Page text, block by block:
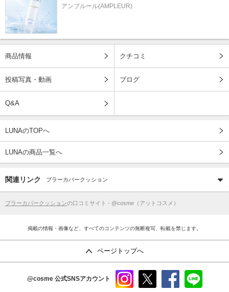
アンプルール(AMPLEUR)
商品情報 クチコミ
投稿写真・動画 ブログ
Q&A
LUNAのTOPへ
LUNAの商品一覧へ
関連リンク ブラーカバークッション
ブラーカバークッションの口コミサイト - @cosme（アットコスメ）
掲載の情報・画像など、すべてのコンテンツの無断複写、転載を禁じます。
ページトップへ
@cosme 公式SNSアカウント